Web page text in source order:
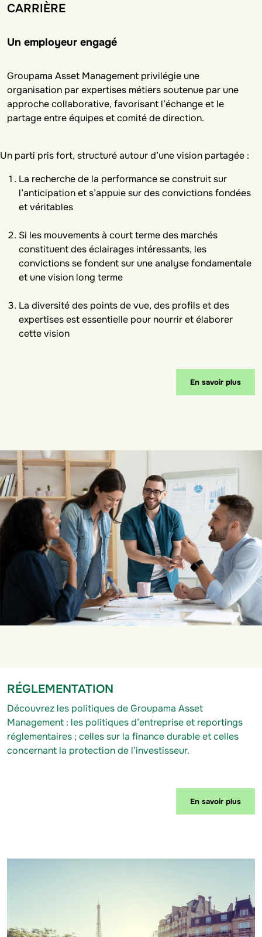
CARRIÈRE
Un employeur engagé
Groupama Asset Management privilégie une
organisation par expertises métiers soutenue par une
approche collaborative, favorisant l’échange et le
partage entre équipes et comité de direction.
Un parti pris fort, structuré autour d’une vision partagée :
La recherche de la performance se construit sur
l’anticipation et s’appuie sur des convictions fondées
et véritables
Si les mouvements à court terme des marchés
constituent des éclairages intéressants, les
convictions se fondent sur une analyse fondamentale
et une vision long terme
La diversité des points de vue, des profils et des
expertises est essentielle pour nourrir et élaborer
cette vision
En savoir plus
RÉGLEMENTATION
Découvrez les politiques de Groupama Asset
Management : les politiques d’entreprise et reportings
réglementaires ; celles sur la finance durable et celles
concernant la protection de l’investisseur.
En savoir plus